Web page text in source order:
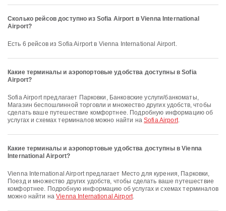
Сколько рейсов доступно из Sofia Airport в Vienna International
Airport?
Есть 6 рейсов из Sofia Airport в Vienna International Airport.
Какие терминалы и аэропортовые удобства доступны в Sofia
Airport?
Sofia Airport предлагает Парковки, Банковские услуги/банкоматы,
Магазин беспошлинной торговли и множество других удобств, чтобы
сделать ваше путешествие комфортнее. Подробную информацию об
услугах и схемах терминалов можно найти наSofia Airport.
Какие терминалы и аэропортовые удобства доступны в Vienna
International Airport?
Vienna International Airport предлагает Место для курения, Парковки,
Поезд и множество других удобств, чтобы сделать ваше путешествие
комфортнее. Подробную информацию об услугах и схемах терминалов
можно найти наVienna International Airport.